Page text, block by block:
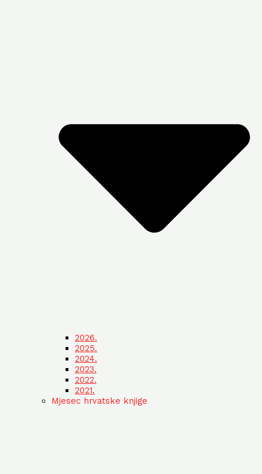
2026.
2025.
2024.
2023.
2022.
2021.
Mjesec hrvatske knjige